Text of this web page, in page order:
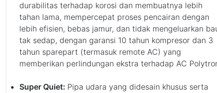
durabilitas terhadap korosi dan membuatnya lebih
tahan lama, mempercepat proses pencairan dengan
lebih efisien, bebas jamur, dan tidak mengeluarkan
tak sedap, dengan garansi 10 tahun kompresor dan 3
tahun sparepart (termasuk remote AC) yang
memberikan perlindungan ekstra terhadap AC
Super Quiet: Pipa udara yang didesain khusus serta